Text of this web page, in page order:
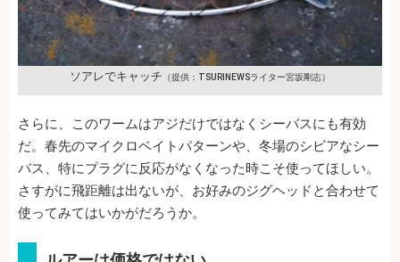
ソアレでキャッチ （提供：TSURINEWSライター宮坂剛志）
さらに、このワームはアジだけではなくシーバスにも有効
だ。春先のマイクロベイトパターンや、冬場のシビアなシー
バス、特にプラグに反応がなくなった時こそ使ってほしい。
さすがに飛距離は出ないが、お好みのジグヘッドと合わせて
使ってみてはいかがだろうか。